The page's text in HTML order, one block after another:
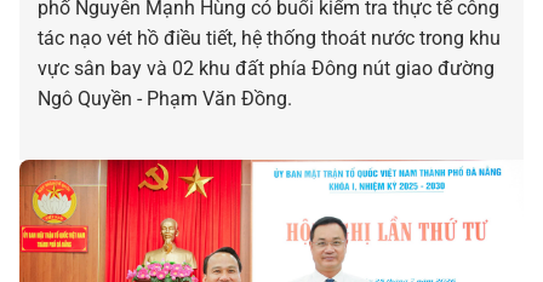
phố Nguyễn Mạnh Hùng có buổi kiểm tra thực tế công
tác nạo vét hồ điều tiết, hệ thống thoát nước trong khu
vực sân bay và 02 khu đất phía Đông nút giao đường
Ngô Quyền - Phạm Văn Đồng.